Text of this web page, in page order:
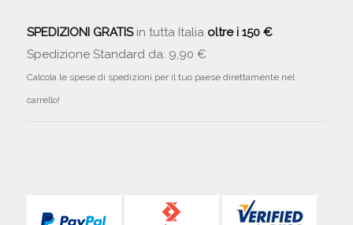
SPEDIZIONI GRATISin tutta Italia oltre i 150 €
Spedizione Standard da: 9,90 €
Calcola le spese di spedizioni per il tuo paese direttamente nel
carrello!